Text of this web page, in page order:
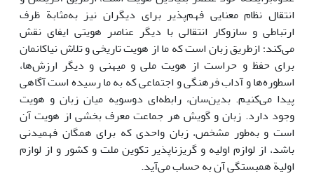
انتقال نظام معنایی فهم‌پذیر برای دیگران نیز به‌مثابة ظرف
ارتباطی و سازوکار انتقالی با دیگر عناصر هویتی ایفای نقش
می‌کند؛ ازطریق زبان است که ما از هویت تاریخی و تلاش نیاکانمان
برای حفظ و حراست از هویت ملی و میهنی و دیگر ارزش‌ها،
اسطوره‌ها و آداب فرهنگی و اجتماعی که به ما رسیده است آگاهی
پیدا می‌کنیم. بدین‌سان، رابطه‌ای دوسویه میان زبان و هویت
وجود دارد. زبان و گویش هر جماعت معرف بخشی از هویت آن
است و به‌طور مشخص، زبان واحدی که برای همگان فهمیدنی
باشد، از لوازم اولیه و گریزناپذیر تکوین ملت و کشور و از لوازم
اولیة همبستگی آن به حساب می‌آید.